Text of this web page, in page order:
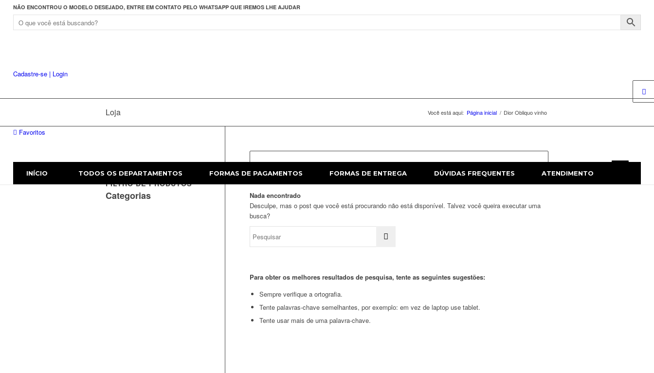
NÃO ENCONTROU O MODELO DESEJADO, ENTRE EM CONTATO PELO WHATSAPP QUE IREMOS LHE AJUDAR
Cadastre-se | Login
Favoritos
INÍCIO TODOS OS DEPARTAMENTOS FORMAS DE PAGAMENTOS FORMAS DE ENTREGA DÚVIDAS FREQUENTES ATENDIMENTO
Loja Você está aqui: Página inicial / Dior Obliquo vinho
Nada encontrado
Desculpe, mas o post que você está procurando não está disponível. Talvez você queira executar uma
busca?
Para obter os melhores resultados de pesquisa, tente as seguintes sugestões:
Sempre verifique a ortografia.
Tente palavras-chave semelhantes, por exemplo: em vez de laptop use tablet.
Tente usar mais de uma palavra-chave.
FILTRO DE PRODUTOS
Categorias